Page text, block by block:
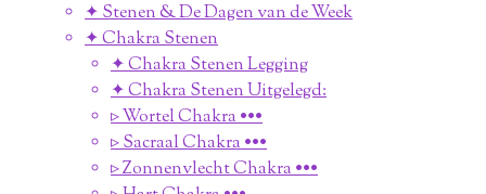
✦ Stenen & De Dagen van de Week
✦ Chakra Stenen
✦ Chakra Stenen Legging
✦ Chakra Stenen Uitgelegd:
▹ Wortel Chakra •••
▹ Sacraal Chakra •••
▹ Zonnenvlecht Chakra •••